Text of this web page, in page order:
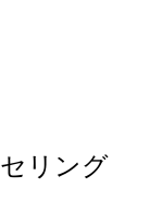
リング